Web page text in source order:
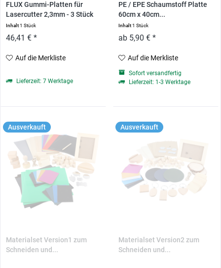
FLUX Gummi-Platten für
Lasercutter 2,3mm - 3 Stück
Inhalt1 Stück
46,41 € *
Auf die Merkliste
Lieferzeit: 7 Werktage
PE / EPE Schaumstoff Platte
60cm x 40cm...
Inhalt1 Stück
ab 5,90 € *
Auf die Merkliste
Sofort versandfertig
Lieferzeit: 1-3 Werktage
Ausverkauft
Materialset Version1 zum
Schneiden und...
Ausverkauft
Materialset Version2 zum
Schneiden und...